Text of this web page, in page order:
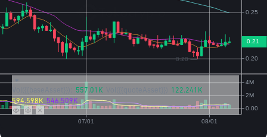
557.01K
122.241K
594.598K 546.509K